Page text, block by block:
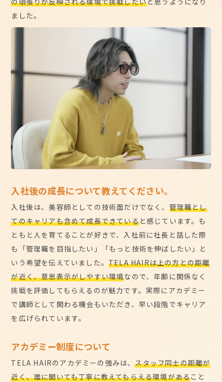
ました。
入社後の成長について教えてください。
入社後は、美容師としての技術面だけでなく、 管理職とし
てのキャリアも含めて成長できていると感じています。も
ともと人を育てることが好きで、入社前に社長と話した際
も「管理職を目指したい」「もっと技術を伸ばしたい」と
いう希望を伝えていました。TELA HAIRは上の方との距離
が近く、意思表示がしやすい環境なので、年齢に関係なく
挑戦を評価してもらえるのが魅力です。実際にアカデミー
で講師として関わる機会もいただき、早い段階でキャリア
を広げられています。
アカデミー制度について
TELA HAIRのアカデミーの強みは、スタッフ同士の距離が
近く、誰に聞いても丁寧に教えてもらえる環境があること